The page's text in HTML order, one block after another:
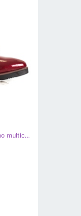
Sapatos Vinceza lacados vermelho multicolorido